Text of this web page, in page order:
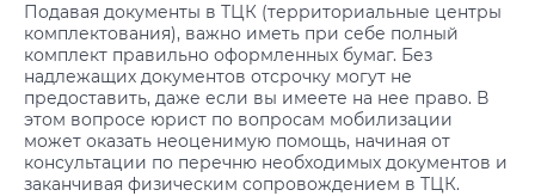
Подавая документы в ТЦК (территориальные центры
комплектования), важно иметь при себе полный
комплект правильно оформленных бумаг. Без
надлежащих документов отсрочку могут не
предоставить, даже если вы имеете на нее право. В
этом вопросе юрист по вопросам мобилизации
может оказать неоценимую помощь, начиная от
консультации по перечню необходимых документов и
заканчивая физическим сопровождением в ТЦК.